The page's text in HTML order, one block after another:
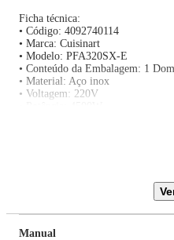
Ficha técnica:
• Código: 4092740114
• Marca: Cuisinart
• Modelo: PFA320SX-E
• Conteúdo da Embalagem: 1
• Material: Aço inox
• Voltagem: 220V
certificação conforme a portaria
Manual